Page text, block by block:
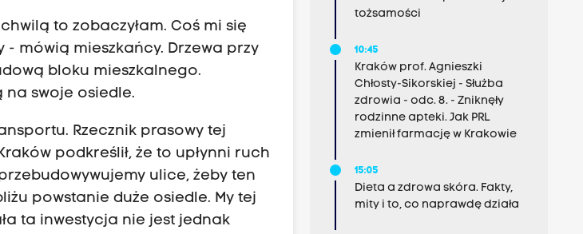
to zobaczyłam. Coś mi się
- mówią mieszkańcy. Drzewa przy
bloku mieszkalnego.
na swoje osiedle.
Rzecznik prasowy tej
podkreślił, że to upłynni ruch
ulice, żeby ten
powstanie duże osiedle. My tej
ta inwestycja nie jest jednak
tożsamości
10:45
Kraków prof. Agnieszki
Chłosty-Sikorskiej - Służba
zdrowia - odc. 8. - Zniknęły
rodzinne apteki. Jak PRL
zmienił farmację w Krakowie
15:05
Dieta a zdrowa skóra. Fakty,
mity i to, co naprawdę działa